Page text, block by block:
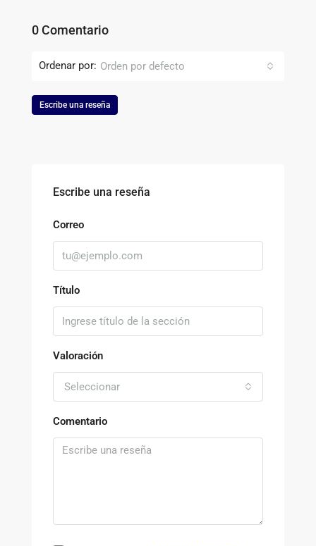
0 Comentario
Ordenar por: Orden por defecto
Escribe una reseña
Escribe una reseña
Correo
Título
Valoración
Seleccionar
Comentario